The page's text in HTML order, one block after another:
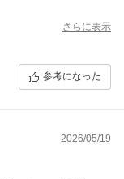
さらに表示
参考になった
2026/05/19